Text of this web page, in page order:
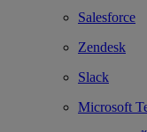
Salesforce
Zendesk
Slack
Microsoft